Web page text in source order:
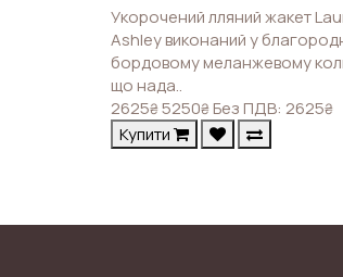
Укорочений лляний жакет
Ashley виконаний у
бордовому меланжевому
що нада..
2625₴5250₴Без ПДВ: 2625₴
Купити